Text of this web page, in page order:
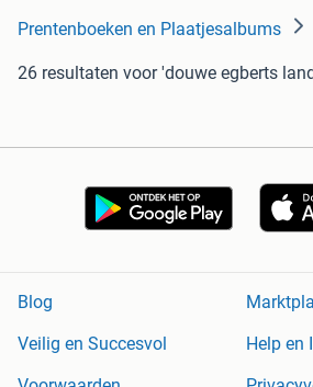
Prentenboeken en Plaatjesalbums
26 resultaten voor 'douwe egberts
Blog
Veilig en Succesvol
Help en